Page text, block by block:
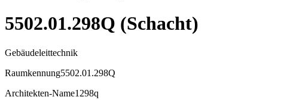
5502.01.298Q (Schacht)
Gebäudeleittechnik
Raumkennung5502.01.298Q
Architekten-Name1298q